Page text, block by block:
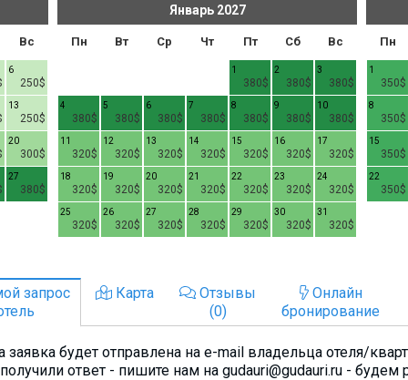
Вс
250$
6
250$
13
300$
20
380$
27
Январь 2027
Пн Вт Ср Чт Пт Сб Вс
380$
1
380$
2
380$
3
380$
4
380$
5
380$
6
380$
7
380$
8
380$
9
380$
10
320$
11
320$
12
320$
13
320$
14
320$
15
320$
16
320$
17
320$
18
320$
19
320$
20
320$
21
320$
22
320$
23
320$
24
320$
25
320$
26
320$
27
320$
28
320$
29
320$
30
320$
31
Пн
350$
1
350$
8
350$
15
350$
22
запрос
Карта
Отзывы
(0)
Онлайн
бронирование
заявка будет отправлена на e-mail владельца отеля/
ответ - пишите нам на gudauri@gudauri.ru - будем